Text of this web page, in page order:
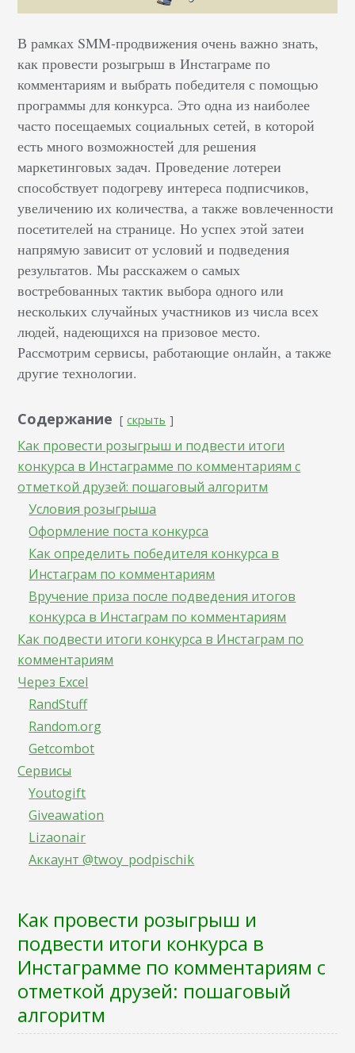
В рамках SMM-продвижения очень важно знать,
как провести розыгрыш в Инстаграме по
комментариям и выбрать победителя с помощью
программы для конкурса. Это одна из наиболее
часто посещаемых социальных сетей, в которой
есть много возможностей для решения
маркетинговых задач. Проведение лотереи
способствует подогреву интереса подписчиков,
увеличению их количества, а также вовлеченности
посетителей на странице. Но успех этой затеи
напрямую зависит от условий и подведения
результатов. Мы расскажем о самых
востребованных тактик выбора одного или
нескольких случайных участников из числа всех
людей, надеющихся на призовое место.
Рассмотрим сервисы, работающие онлайн, а также
другие технологии.
Содержание скрыть
Как провести розыгрыш и подвести итоги
конкурса в Инстаграмме по комментариям с
отметкой друзей: пошаговый алгоритм
Условия розыгрыша
Оформление поста конкурса
Как определить победителя конкурса в
Инстаграм по комментариям
Вручение приза после подведения итогов
конкурса в Инстаграм по комментариям
Как подвести итоги конкурса в Инстаграм по
комментариям
Через Excel
RandStuff
Random.org
Getcombot
Сервисы
Youtogift
Giveawation
Lizaonair
Аккаунт @twoy_podpischik
Как провести розыгрыш и
подвести итоги конкурса в
Инстаграмме по комментариям с
отметкой друзей: пошаговый
алгоритм